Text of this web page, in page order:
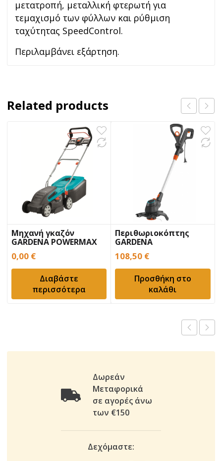
μετατροπή, μεταλλική φτερωτή για
τεμαχισμό των φύλλων και ρύθμιση
ταχύτητας SpeedControl.
Περιλαμβάνει εξάρτηση.
Related products
Μηχανή γκαζόν
GARDENA POWERMAX
1400/34
0,00 €
Διαβάστε
περισσότερα
Περιθωριοκόπτης
GARDENA
COMFORTCUT 550/28
TURBO
108,50 €
Προσθήκη στο
καλάθι
Δωρεάν
Μεταφορικά
σε αγορές άνω
των €150
Δεχόμαστε: